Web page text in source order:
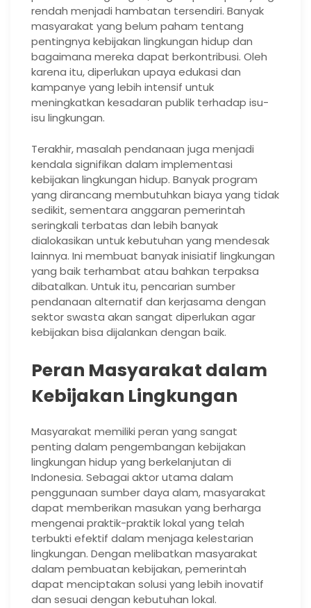
rendah menjadi hambatan tersendiri. Banyak
masyarakat yang belum paham tentang
pentingnya kebijakan lingkungan hidup dan
bagaimana mereka dapat berkontribusi. Oleh
karena itu, diperlukan upaya edukasi dan
kampanye yang lebih intensif untuk
meningkatkan kesadaran publik terhadap isu-
isu lingkungan.
Terakhir, masalah pendanaan juga menjadi
kendala signifikan dalam implementasi
kebijakan lingkungan hidup. Banyak program
yang dirancang membutuhkan biaya yang tidak
sedikit, sementara anggaran pemerintah
seringkali terbatas dan lebih banyak
dialokasikan untuk kebutuhan yang mendesak
lainnya. Ini membuat banyak inisiatif lingkungan
yang baik terhambat atau bahkan terpaksa
dibatalkan. Untuk itu, pencarian sumber
pendanaan alternatif dan kerjasama dengan
sektor swasta akan sangat diperlukan agar
kebijakan bisa dijalankan dengan baik.
Peran Masyarakat dalam
Kebijakan Lingkungan
Masyarakat memiliki peran yang sangat
penting dalam pengembangan kebijakan
lingkungan hidup yang berkelanjutan di
Indonesia. Sebagai aktor utama dalam
penggunaan sumber daya alam, masyarakat
dapat memberikan masukan yang berharga
mengenai praktik-praktik lokal yang telah
terbukti efektif dalam menjaga kelestarian
lingkungan. Dengan melibatkan masyarakat
dalam pembuatan kebijakan, pemerintah
dapat menciptakan solusi yang lebih inovatif
dan sesuai dengan kebutuhan lokal.